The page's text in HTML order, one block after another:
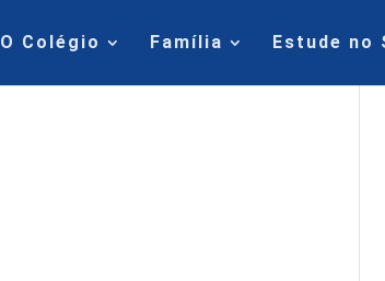
O Colégio Família Estude no